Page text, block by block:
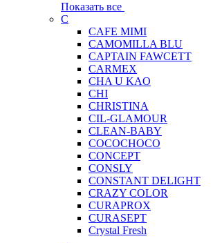
Показать все
C
CAFE MIMI
CAMOMILLA BLU
CAPTAIN FAWCETT
CARMEX
CHA U KAO
CHI
CHRISTINA
CIL-GLAMOUR
CLEAN-BABY
COCOCHOCO
CONCEPT
CONSLY
CONSTANT DELIGHT
CRAZY COLOR
CURAPROX
CURASEPT
Crystal Fresh